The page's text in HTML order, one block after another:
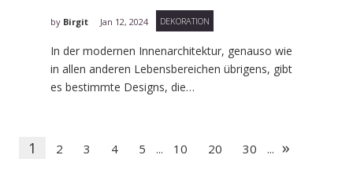
by Birgit Jan 12, 2024 DEKORATION
In der modernen Innenarchitektur, genauso wie
in allen anderen Lebensbereichen übrigens, gibt
es bestimmte Designs, die…
1 2 3 4 5 ... 10 20 30 ... »